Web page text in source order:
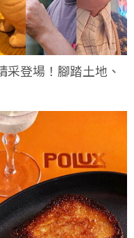
登場！腳踏土地、